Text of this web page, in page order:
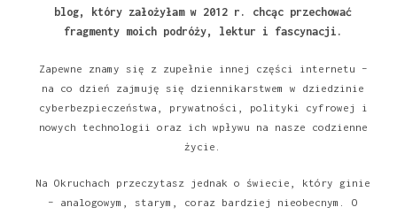
blog, który założyłam w 2012 r. chcąc przechować
fragmenty moich podróży, lektur i fascynacji.
Zapewne znamy się z zupełnie innej części internetu –
na co dzień zajmuję się dziennikarstwem w dziedzinie
cyberbezpieczeństwa, prywatności, polityki cyfrowej i
nowych technologii oraz ich wpływu na nasze codzienne
życie.
Na Okruchach przeczytasz jednak o świecie, który ginie
– analogowym, starym, coraz bardziej nieobecnym. O